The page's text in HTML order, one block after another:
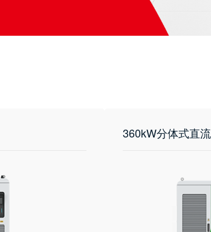
360kW分体式直